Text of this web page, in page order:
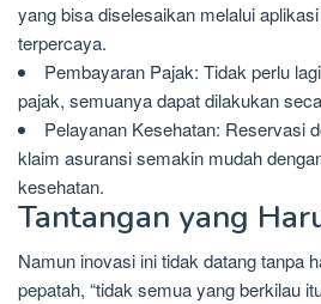
yang bisa diselesaikan melalui
terpercaya.
Pembayaran Pajak: Tidak perlu
pajak, semuanya dapat dilakukan
Pelayanan Kesehatan: Reservasi
klaim asuransi semakin mudah
kesehatan.
Tantangan yang
Namun inovasi ini tidak datang tanpa
pepatah, “tidak semua yang berkilau